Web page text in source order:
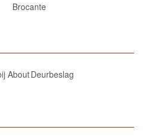
Brocante
About Deurbeslag